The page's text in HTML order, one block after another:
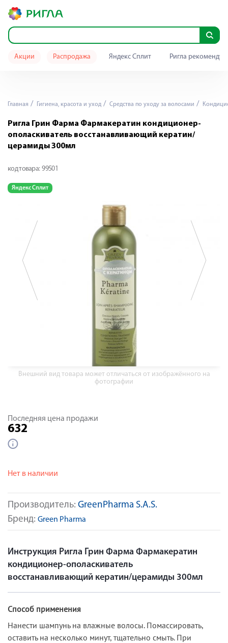
Акции Распродажа Яндекс Сплит Ригла
Главная Гигиена, красота и уход Средства по уходу за волосами
Ригла Грин Фарма Фармакератин кондиционер-
ополаскиватель восстанавливающий кератин/
церамиды 300мл
код товара: 99501
Яндекс Сплит
Внешний вид товара может отличаться от изображённого на
фотографии
Производитель: GreenPharma S.A.S.
Бренд: Green Pharma
Последняя цена продажи
632
Нет в наличии
Инструкция Ригла Грин Фарма Фармакератин
кондиционер-ополаскиватель
восстанавливающий кератин/церамиды 300мл
Способ применения
Нанести шампунь на влажные волосы. Помассировать,
оставить на несколько минут, тщательно смыть. При